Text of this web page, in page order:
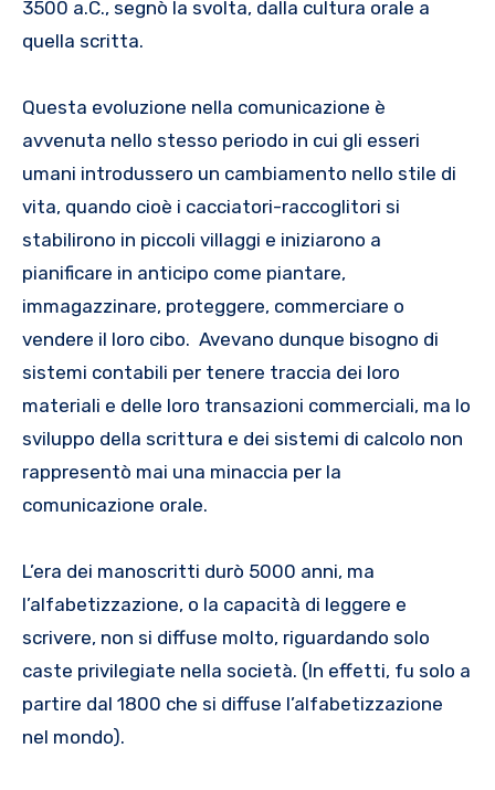
3500 a.C., segnò la svolta, dalla cultura orale a
quella scritta.
Questa evoluzione nella comunicazione è
avvenuta nello stesso periodo in cui gli esseri
umani introdussero un cambiamento nello stile di
vita, quando cioè i cacciatori-raccoglitori si
stabilirono in piccoli villaggi e iniziarono a
pianificare in anticipo come piantare,
immagazzinare, proteggere, commerciare o
vendere il loro cibo. Avevano dunque bisogno di
sistemi contabili per tenere traccia dei loro
materiali e delle loro transazioni commerciali, ma lo
sviluppo della scrittura e dei sistemi di calcolo non
rappresentò mai una minaccia per la
comunicazione orale.
L’era dei manoscritti durò 5000 anni, ma
l’alfabetizzazione, o la capacità di leggere e
scrivere, non si diffuse molto, riguardando solo
caste privilegiate nella società. (In effetti, fu solo a
partire dal 1800 che si diffuse l’alfabetizzazione
nel mondo).